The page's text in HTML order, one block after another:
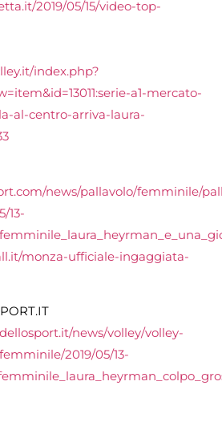
2019/05/15/video-top-
index.php?
a1-mercato-
al-centro-arriva-laura-
news/pallavolo/femminile/
13-
monza-ufficiale-ingaggiata-
news/volley/volley-
2019/05/13-